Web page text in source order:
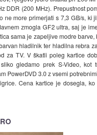
DDR (200 MHz). Prepustnost
ne more primerjati s 7,3 GB/s, ki
zmogla GF2 ultra, saj je
sama je zapeljive modre
hladilnik ter hladilna rebra
za TV. V škatli poleg kartice
gledamo prek S-Video, kot
PowerDVD 3.0 z vsemi
Cena kartice je dosegla,